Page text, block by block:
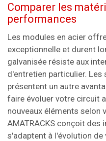
Comparer les
performances
Les modules en acier
exceptionnelle et durent
galvanisée résiste aux
d'entretien particulier.
présentent un autre
faire évoluer votre circuit
nouveaux éléments selon
AMATRACKS conçoit
s'adaptent à l'évolution